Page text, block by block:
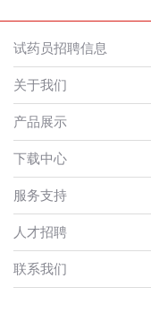
试药员招聘信息
关于我们
产品展示
下载中心
服务支持
人才招聘
联系我们